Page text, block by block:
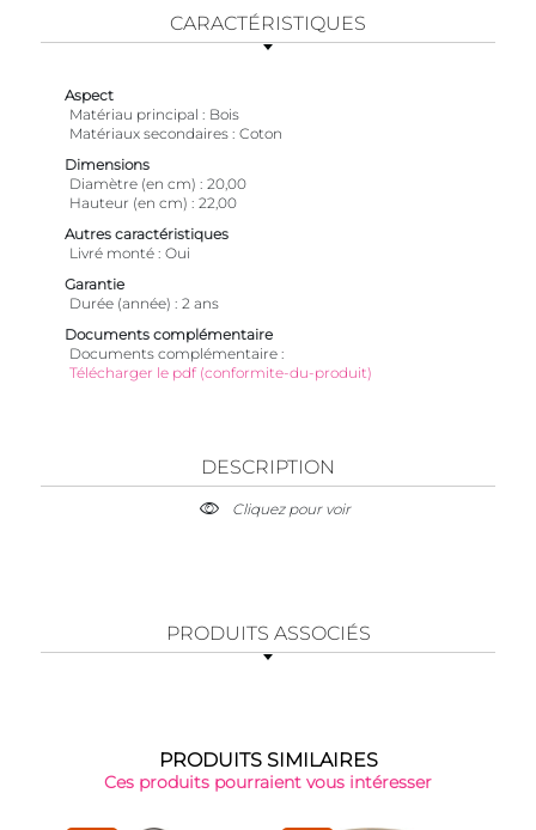
CARACTÉRISTIQUES
Aspect
Matériau principal
Bois
Matériaux secondaires Coton
Dimensions
Diamètre (en cm)
20,00
Hauteur (en cm)
22,00
Autres caractéristiques
Livré monté Oui
Garantie
Durée (année)
2 ans
Documents complémentaire
Documents complémentaire
Télécharger le pdf (conformite-du-produit)
DESCRIPTION
Cliquez pour voir
PRODUITS ASSOCIÉS
PRODUITS SIMILAIRES
Ces produits pourraient vous intéresser